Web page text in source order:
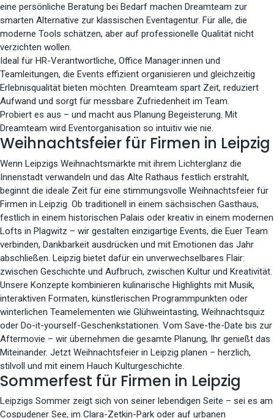
eine persönliche Beratung bei Bedarf machen Dreamteam zur
smarten Alternative zur klassischen Eventagentur. Für alle, die
moderne Tools schätzen, aber auf professionelle Qualität nicht
verzichten wollen.
Ideal für HR-Verantwortliche, Office Manager:innen und
Teamleitungen, die Events effizient organisieren und gleichzeitig
Erlebnisqualität bieten möchten. Dreamteam spart Zeit, reduziert
Aufwand und sorgt für messbare Zufriedenheit im Team.
Probiert es aus – und macht aus Planung Begeisterung. Mit
Dreamteam wird Eventorganisation so intuitiv wie nie.
Weihnachtsfeier für Firmen in Leipzig
Wenn Leipzigs Weihnachtsmärkte mit ihrem Lichterglanz die
Innenstadt verwandeln und das Alte Rathaus festlich erstrahlt,
beginnt die ideale Zeit für eine stimmungsvolle Weihnachtsfeier für
Firmen in Leipzig. Ob traditionell in einem sächsischen Gasthaus,
festlich in einem historischen Palais oder kreativ in einem modernen
Lofts in Plagwitz – wir gestalten einzigartige Events, die Euer Team
verbinden, Dankbarkeit ausdrücken und mit Emotionen das Jahr
abschließen. Leipzig bietet dafür ein unverwechselbares Flair:
zwischen Geschichte und Aufbruch, zwischen Kultur und Kreativität.
Unsere Konzepte kombinieren kulinarische Highlights mit Musik,
interaktiven Formaten, künstlerischen Programmpunkten oder
winterlichen Teamelementen wie Glühweintasting, Weihnachtsquiz
oder Do-it-yourself-Geschenkstationen. Vom Save-the-Date bis zur
Aftermovie – wir übernehmen die gesamte Planung, Ihr genießt das
Miteinander. Jetzt Weihnachtsfeier in Leipzig planen – herzlich,
stilvoll und mit einem Hauch Kulturgeschichte.
Sommerfest für Firmen in Leipzig
Leipzigs Sommer zeigt sich von seiner lebendigen Seite – sei es am
Cospudener See, im Clara-Zetkin-Park oder auf urbanen